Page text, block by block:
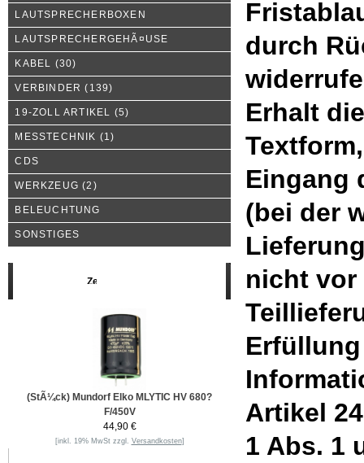
LAUTSPRECHERBOXEN
LAUTSPRECHERGEHÃ¤USE
KABEL (30)
VERBINDER (139)
19-ZOLL ARTIKEL (5)
MESSTECHNIK (1)
CDS
WERKZEUG (2)
BELEUCHTUNG
SONSTIGES
(StÃ¼ck) Mundorf Elko MLYTIC HV 680?
F/450V
44,90 €
[inkl. 19% MwSt zzgl. Versandkosten]
durch
Erhalt
Eingang
(bei der
nicht vor
Artikel
1 Abs. 1